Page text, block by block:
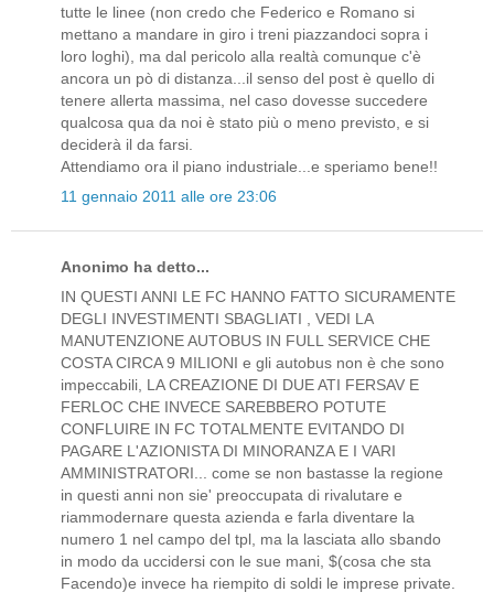
tutte le linee (non credo che Federico e Romano si
mettano a mandare in giro i treni piazzandoci sopra i
loro loghi), ma dal pericolo alla realtà comunque c'è
ancora un pò di distanza...il senso del post è quello di
tenere allerta massima, nel caso dovesse succedere
qualcosa qua da noi è stato più o meno previsto, e si
deciderà il da farsi.
Attendiamo ora il piano industriale...e speriamo bene!!
11 gennaio 2011 alle ore 23:06
Anonimo ha detto...
IN QUESTI ANNI LE FC HANNO FATTO SICURAMENTE
DEGLI INVESTIMENTI SBAGLIATI , VEDI LA
MANUTENZIONE AUTOBUS IN FULL SERVICE CHE
COSTA CIRCA 9 MILIONI e gli autobus non è che sono
impeccabili, LA CREAZIONE DI DUE ATI FERSAV E
FERLOC CHE INVECE SAREBBERO POTUTE
CONFLUIRE IN FC TOTALMENTE EVITANDO DI
PAGARE L'AZIONISTA DI MINORANZA E I VARI
AMMINISTRATORI... come se non bastasse la regione
in questi anni non sie' preoccupata di rivalutare e
riammodernare questa azienda e farla diventare la
numero 1 nel campo del tpl, ma la lasciata allo sbando
in modo da uccidersi con le sue mani, $(cosa che sta
Facendo)e invece ha riempito di soldi le imprese private.